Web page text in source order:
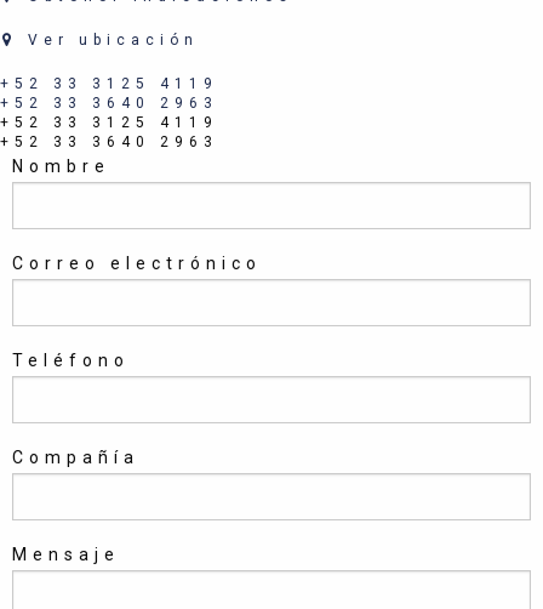
Ver ubicación
+52 33 3125 4119
+52 33 3640 2963
+52 33 3125 4119
+52 33 3640 2963
Nombre
Correo electrónico
Teléfono
Compañía
Mensaje